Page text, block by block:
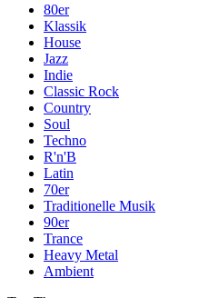
80er
Klassik
House
Jazz
Indie
Classic Rock
Country
Soul
Techno
R'n'B
Latin
70er
Traditionelle Musik
90er
Trance
Heavy Metal
Ambient